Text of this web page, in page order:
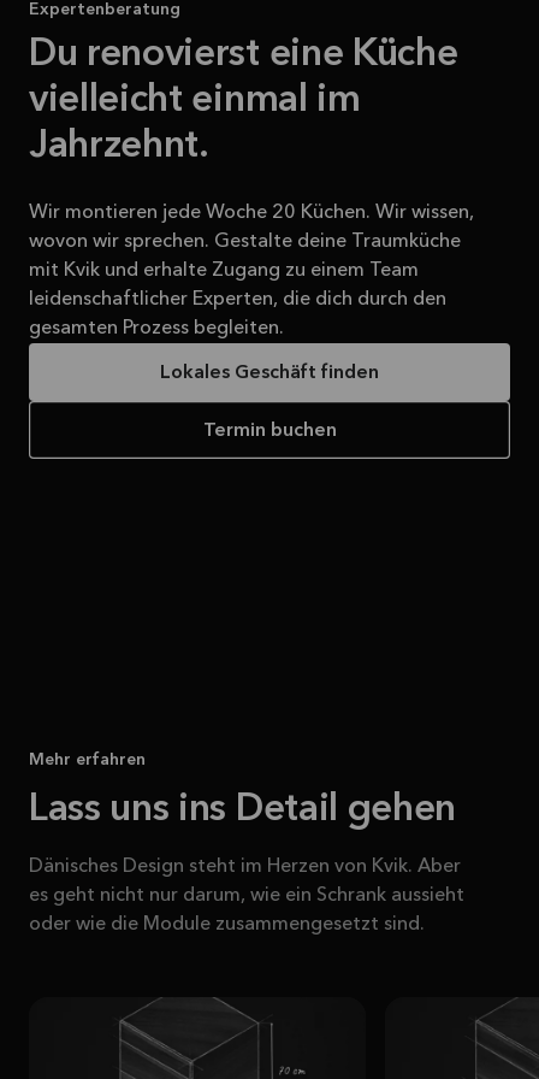
Expertenberatung
Du renovierst eine Küche
vielleicht einmal im
Jahrzehnt.
Wir montieren jede Woche 20 Küchen. Wir wissen,
wovon wir sprechen. Gestalte deine Traumküche
mit Kvik und erhalte Zugang zu einem Team
leidenschaftlicher Experten, die dich durch den
gesamten Prozess begleiten.
Lokales Geschäft finden
Termin buchen
Mehr erfahren
Lass uns ins Detail gehen
Dänisches Design steht im Herzen von Kvik. Aber
es geht nicht nur darum, wie ein Schrank aussieht
oder wie die Module zusammengesetzt sind.